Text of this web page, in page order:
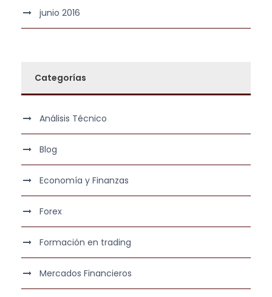
junio 2016
Categorías
Análisis Técnico
Blog
Economía y Finanzas
Forex
Formación en trading
Mercados Financieros